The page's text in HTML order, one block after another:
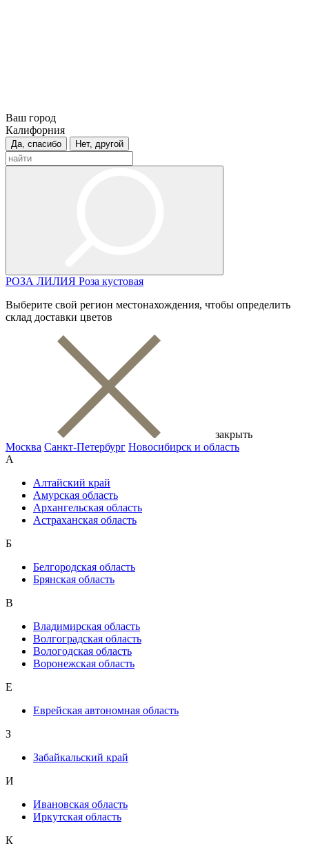
Ваш город
Калифорния
Да, спасибо Нет, другой
РОЗА ЛИЛИЯ Роза кустовая
Выберите свой регион местонахождения, чтобы определить
склад доставки цветов
закрыть
Москва Санкт-Петербург Новосибирск и область
А
Алтайский край
Амурская область
Архангельская область
Астраханская область
Б
Белгородская область
Брянская область
В
Владимирская область
Волгоградская область
Вологодская область
Воронежская область
Е
Еврейская автономная область
З
Забайкальский край
И
Ивановская область
Иркутская область
К